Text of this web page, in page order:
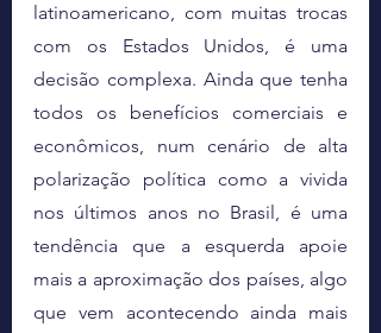
latinoamericano, com muitas trocas
com os Estados Unidos, é uma
decisão complexa. Ainda que tenha
todos os benefícios comerciais e
econômicos, num cenário de alta
polarização política como a vivida
nos últimos anos no Brasil, é uma
tendência que a esquerda apoie
mais a aproximação dos países, algo
que vem acontecendo ainda mais